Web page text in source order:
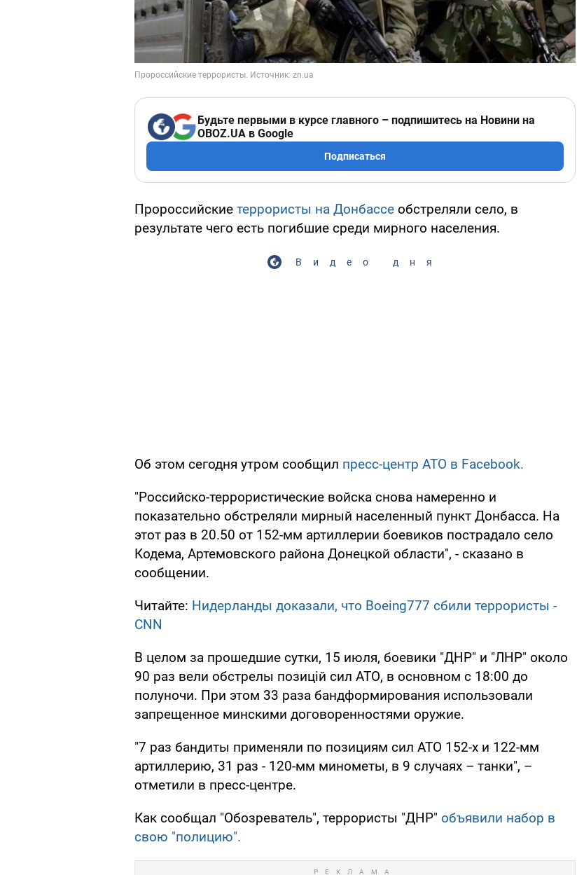
Будьте первыми в курсе главного – подпишитесь на Новини на
OBOZ.UA в Google
Подписаться
Пророссийские террористы на Донбассе обстреляли село, в
результате чего есть погибшие среди мирного населения.
Видео дня
Об этом сегодня утром сообщил пресс-центр АТО в Facebook.
"Российско-террористические войска снова намеренно и
показательно обстреляли мирный населенный пункт Донбасса. На
этот раз в 20.50 от 152-мм артиллерии боевиков пострадало село
Кодема, Артемовского района Донецкой области", - сказано в
сообщении.
Читайте: Нидерланды доказали, что Boeing777 сбили террористы -
CNN
В целом за прошедшие сутки, 15 июля, боевики "ДНР" и "ЛНР" около
90 раз вели обстрелы позицій сил АТО, в основном с 18:00 до
полуночи. При этом 33 раза бандформирования использовали
запрещенное минскими договоренностями оружие.
"7 раз бандиты применяли по позициям сил АТО 152-х и 122-мм
артиллерию, 31 раз - 120-мм минометы, в 9 случаях – танки", –
отметили в пресс-центре.
Как сообщал "Обозреватель", террористы "ДНР" объявили набор в
свою "полицию".